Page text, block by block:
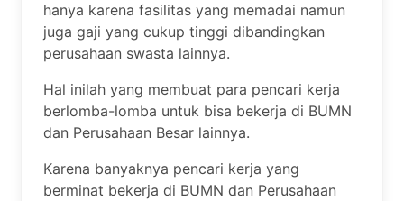
hanya karena fasilitas yang memadai namun
juga gaji yang cukup tinggi dibandingkan
perusahaan swasta lainnya.
Hal inilah yang membuat para pencari kerja
berlomba-lomba untuk bisa bekerja di BUMN
dan Perusahaan Besar lainnya.
Karena banyaknya pencari kerja yang
berminat bekerja di BUMN dan Perusahaan